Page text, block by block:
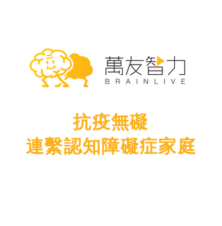
抗疫無礙
連繫認知障礙症家庭